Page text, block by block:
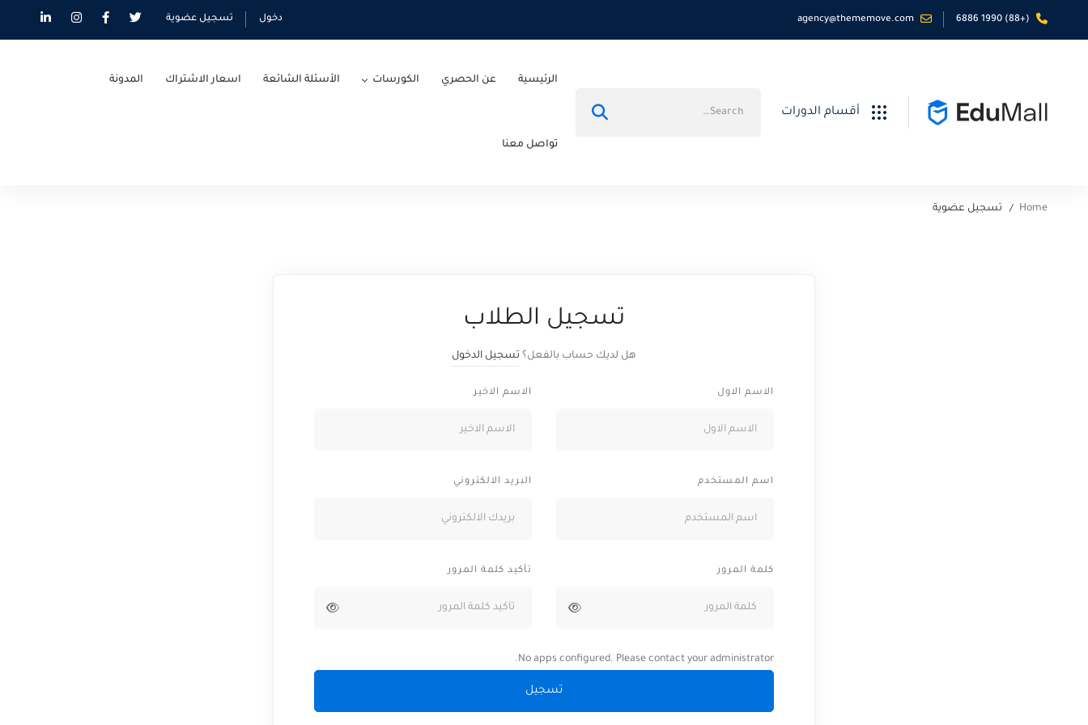
(+88) 1990 6886
agency@thememove.com دخول تسجيل عضوية
أقسام الدورات
الرئيسية عن الحصري الكورسات الأسئلة الشائعة اسعار الاشتراك المدونة
تواصل معنا
Home تسجيل عضوية
تسجيل الطلاب
هل لديك حساب بالفعل؟ تسجيل الدخول
الاسم الاول الاسم الاخير
اسم المستخدم البريد الالكتروني
كلمة المرور تأكيد كلمة المرور
No apps configured. Please contact your administrator.
تسجيل